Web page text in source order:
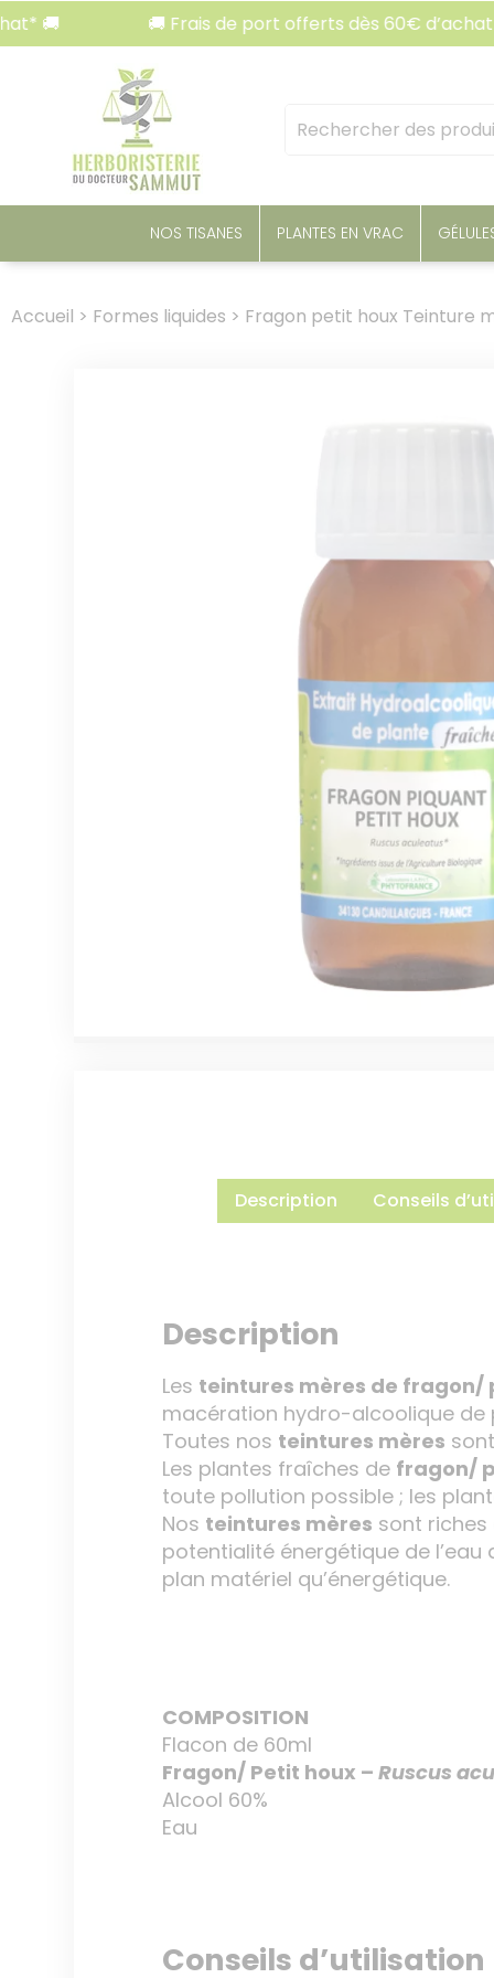
🚚 Frais de port offerts dès 60€ d’achat* 🚚
Mots
clés
NOS TISANES PLANTES EN VRAC
Accueil > Formes liquides > Fragon petit houx Teinture
Description Conseils
Description
Les teintures mères de fragon/
macération hydro-alcoolique de
Toutes nos teintures mères
Les plantes fraîches de fragon/
toute pollution possible ; les
Nos teintures mères sont
potentialité énergétique de
plan matériel qu’énergétique.
COMPOSITION
Flacon de 60ml
Fragon/ Petit houx –Ruscus
Alcool 60%
Eau
Conseils d’utilisation
Panneau de gestion des cookies